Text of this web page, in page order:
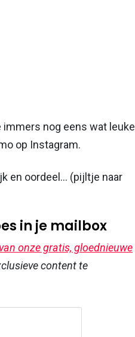
immers nog eens wat leuke
op Instagram.
en oordeel... (pijltje naar
in je mailbox
onze gratis, gloednieuwe
content te